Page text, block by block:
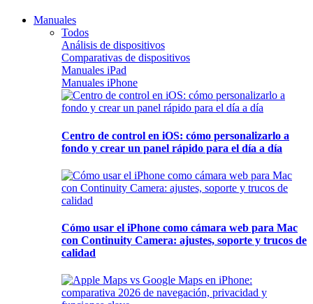
Manuales
Todos
Análisis de dispositivos
Comparativas de dispositivos
Manuales iPad
Manuales iPhone
Centro de control en iOS: cómo personalizarlo a
fondo y crear un panel rápido para el día a día
Cómo usar el iPhone como cámara web para Mac
con Continuity Camera: ajustes, soporte y trucos de
calidad